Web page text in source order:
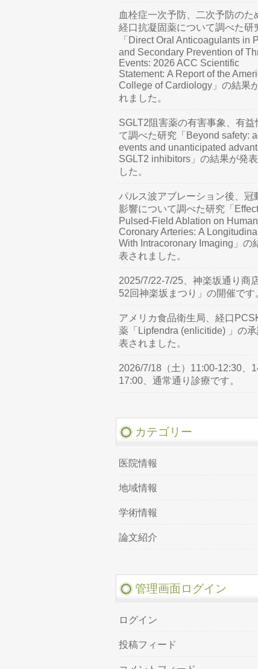
血栓症一次予防、二次予防のた
経口抗凝固薬について調べた研
「Direct Oral Anticoagulants in
and Secondary Prevention of
Events: 2026 ACC Scientific
Statement: A Report of the
College of Cardiology」の結果
れました。
SGLT2阻害薬の有害事象、有益
て調べた研究「Beyond safety:
events and unanticipated
SGLT2 inhibitors」の結果が発
した。
パルス波アブレーション後、冠
影響について調べた研究「
Pulsed-Field Ablation on Human
Coronary Arteries: A
With Intracoronary Imaging」の
表されました。
2025/7/22-7/25、神楽坂通り商
52回神楽坂まつり」の開催です
アメリカ食品衛生局、経口
薬「Lipfendra (enlicitide) 」の
表されました。
2026/7/18（土）11:00-12:30、
17:00、通常通り診療です。
カテゴリー
医院情報
地域情報
学術情報
論文紹介
管理画面ログイン
ログイン
投稿フィード